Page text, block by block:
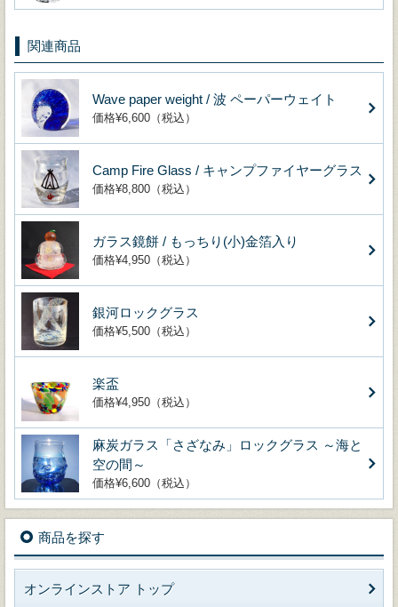
関連商品
Wave paper weight / 波 ペーパーウェイト
価格¥6,600（税込）
Camp Fire Glass / キャンプファイヤーグラス
価格¥8,800（税込）
ガラス鏡餅 / もっちり(小)金箔入り
価格¥4,950（税込）
銀河ロックグラス
価格¥5,500（税込）
楽盃
価格¥4,950（税込）
麻炭ガラス「さざなみ」ロックグラス ～海と
空の間～
価格¥6,600（税込）
商品を探す
オンラインストア トップ